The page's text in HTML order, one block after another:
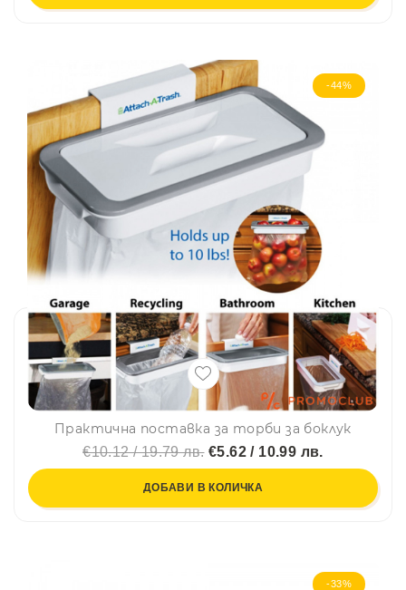
-44%
Практична поставка за торби за боклук
€10.12 / 19.79 лв.€5.62 / 10.99 лв.
ДОБАВИ В КОЛИЧКА
-33%